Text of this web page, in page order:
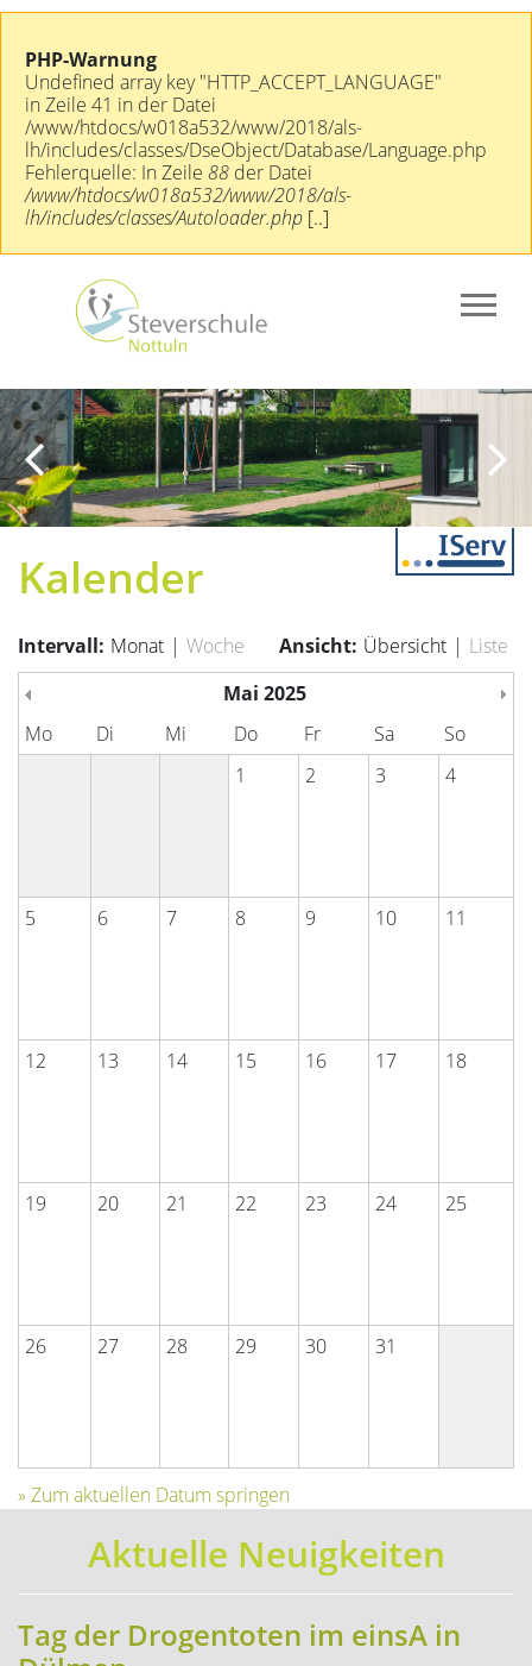
PHP-Warnung
Undefined array key "HTTP_ACCEPT_LANGUAGE"
in Zeile 41 in der Datei
/www/htdocs/w018a532/www/2018/als-
lh/includes/classes/DseObject/Database/Language.php
Fehlerquelle: In Zeile 88 der Datei
/www/htdocs/w018a532/www/2018/als-
lh/includes/classes/Autoloader.php [..]
Kalender
Intervall: Monat | Woche Liste
|
Übersicht
Ansicht:
Mai 2025
Mo
Di Mi Do Fr Sa
So
1
2 3 4
5 6 7 8 9 10 11
12 13 14 15 16 17 18
19 20 21 22 23 24 25
26 27 28 29 30 31
» Zum aktuellen Datum springen
Aktuelle Neuigkeiten
Tag der Drogentoten im einsA in